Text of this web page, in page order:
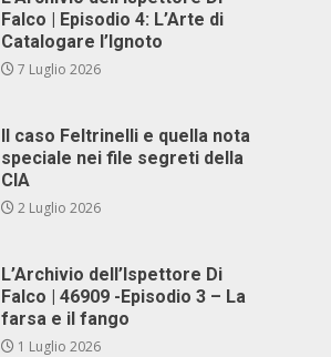
Falco | Episodio 4: L’Arte di
Catalogare l’Ignoto
7 Luglio 2026
Il caso Feltrinelli e quella nota
speciale nei file segreti della
CIA
2 Luglio 2026
L’Archivio dell’Ispettore Di
Falco | 46909 -Episodio 3 – La
farsa e il fango
1 Luglio 2026